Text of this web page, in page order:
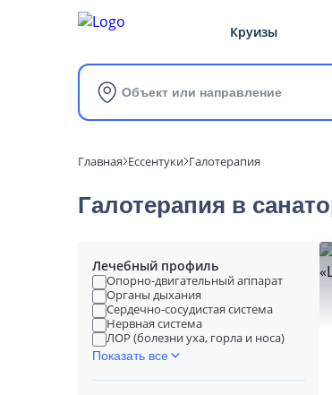
Круизы
Объект или направление
Главная Ессентуки Галотерапия
Галотерапия в
Лечебный профиль
Опорно-двигательный аппарат
Органы дыхания
Сердечно-сосудистая система
Нервная система
ЛОР (болезни уха, горла и носа)
Показать все